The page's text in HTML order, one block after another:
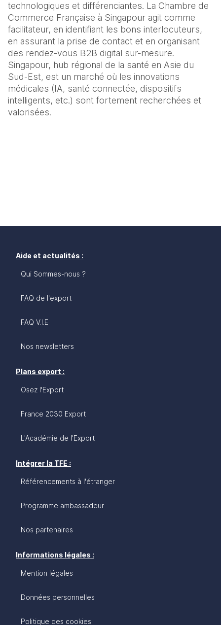
technologiques et différenciantes. La Chambre de
Commerce Française à Singapour agit comme
facilitateur, en identifiant les bons interlocuteurs,
en assurant la prise de contact et en organisant
des rendez-vous B2B digital sur-mesure.
Singapour, hub régional de la santé en Asie du
Sud-Est, est un marché où les innovations
médicales (IA, santé connectée, dispositifs
intelligents, etc.) sont fortement recherchées et
valorisées.
Aide et actualités :
Qui Sommes-nous ?
FAQ de l'export
FAQ V.I.E
Nos newsletters
Plans export :
Osez l'Export
France 2030 Export
L'Académie de l'Export
Intégrer la TFE :
Référencements à l'étranger
Programme ambassadeur
Nos partenaires
Informations légales :
Mention légales
Données personnelles
Politique des cookies